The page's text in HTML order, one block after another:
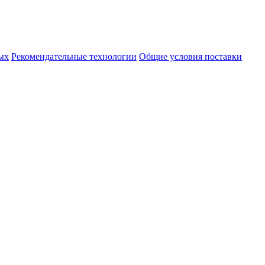
Рекомендательные технологии Общие условия поставки